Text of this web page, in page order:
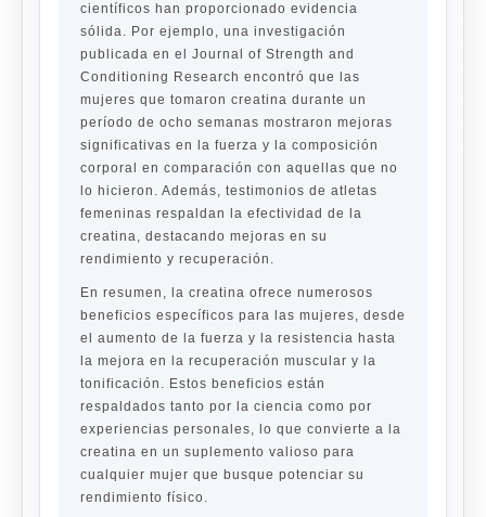
científicos han proporcionado evidencia
sólida. Por ejemplo, una investigación
publicada en el Journal of Strength and
Conditioning Research encontró que las
mujeres que tomaron creatina durante un
período de ocho semanas mostraron mejoras
significativas en la fuerza y la composición
corporal en comparación con aquellas que no
lo hicieron. Además, testimonios de atletas
femeninas respaldan la efectividad de la
creatina, destacando mejoras en su
rendimiento y recuperación.
En resumen, la creatina ofrece numerosos
beneficios específicos para las mujeres, desde
el aumento de la fuerza y la resistencia hasta
la mejora en la recuperación muscular y la
tonificación. Estos beneficios están
respaldados tanto por la ciencia como por
experiencias personales, lo que convierte a la
creatina en un suplemento valioso para
cualquier mujer que busque potenciar su
rendimiento físico.